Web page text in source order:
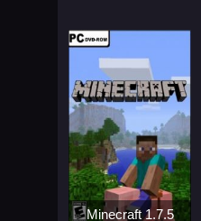
Minecraft 1.7.5